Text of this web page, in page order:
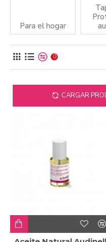
Para el hogar
0
CARGAR